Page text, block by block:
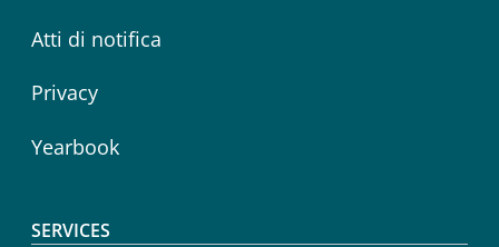
Atti di notifica
Privacy
Yearbook
SERVICES